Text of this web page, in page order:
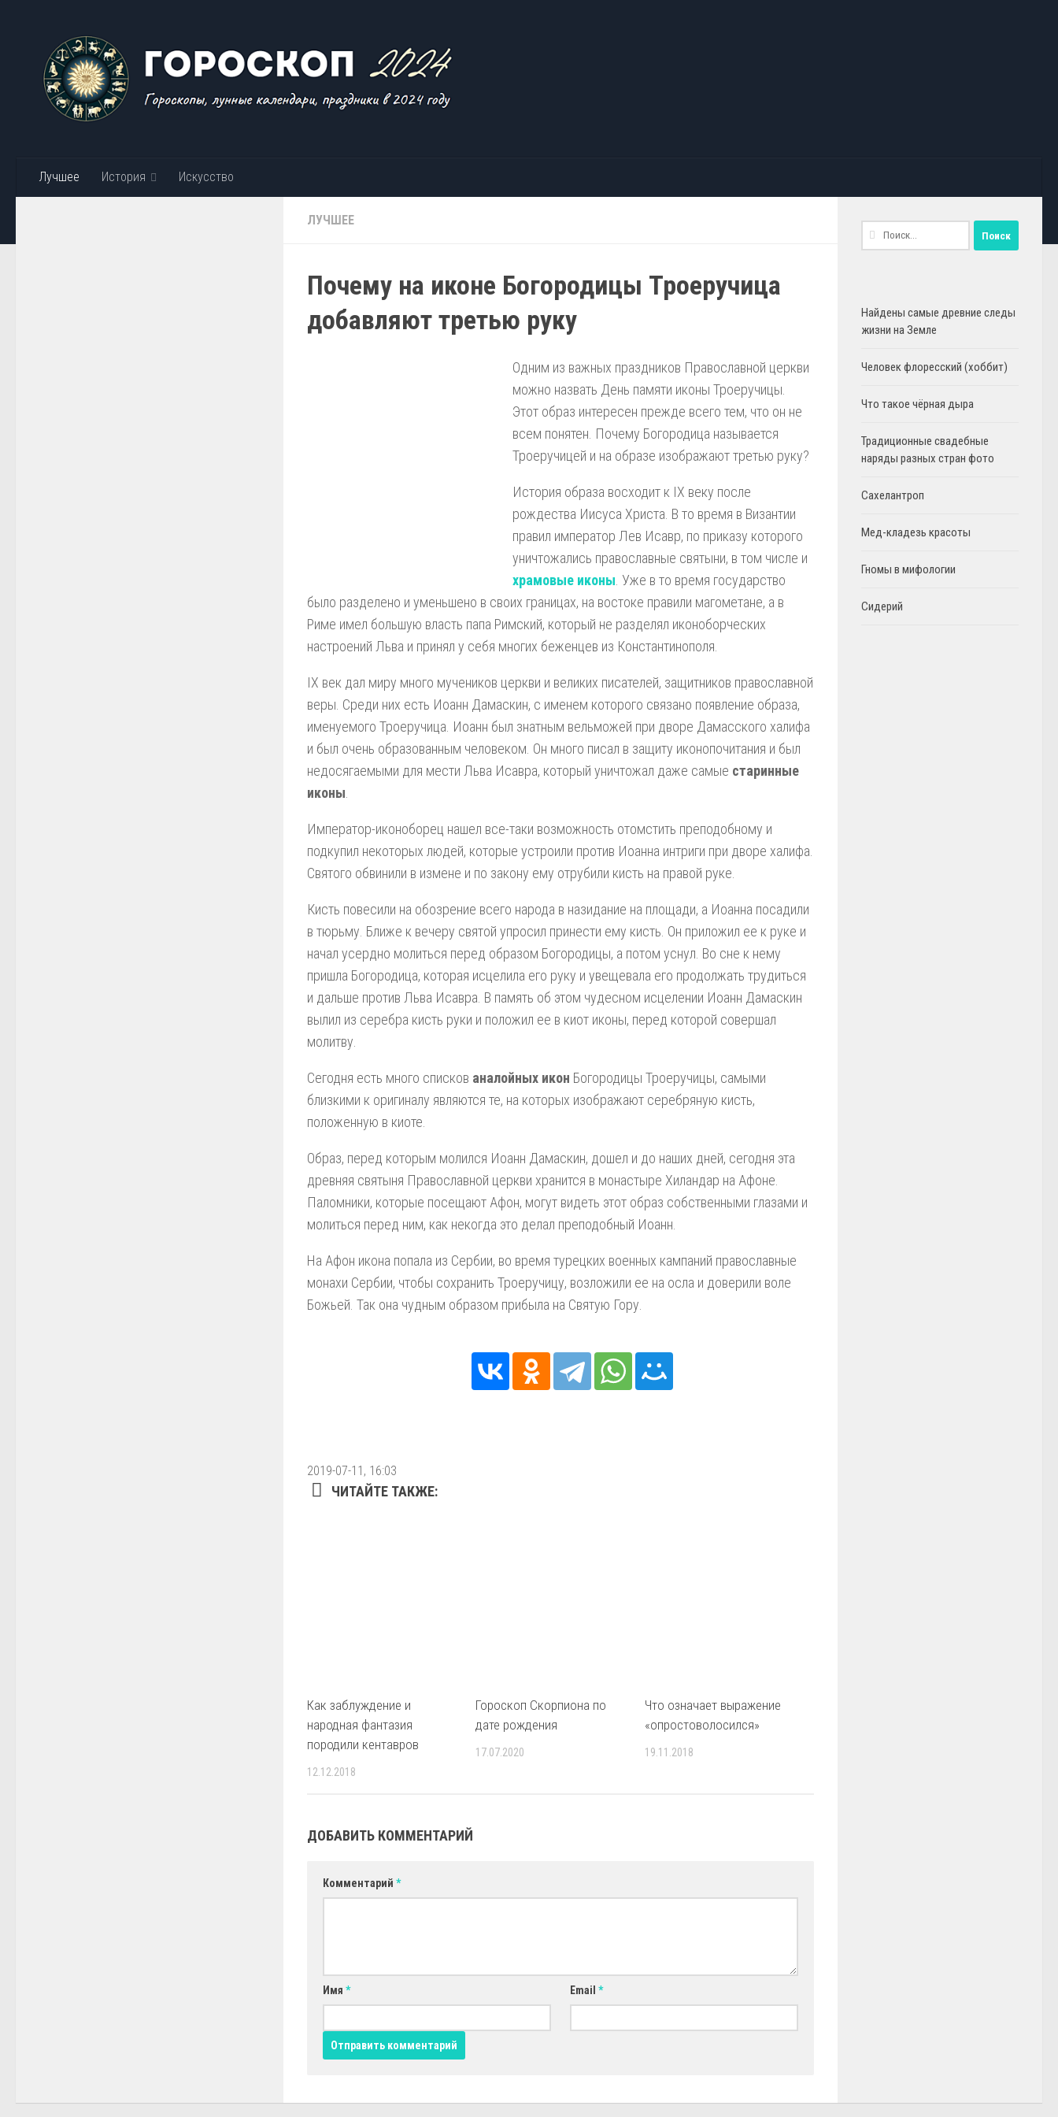
Лучшее История Искусство
ЛУЧШЕЕ
Почему на иконе Богородицы Троеручица
добавляют третью руку
Одним из важных праздников Православной церкви
можно назвать День памяти иконы Троеручицы.
Этот образ интересен прежде всего тем, что он не
всем понятен. Почему Богородица называется
Троеручицей и на образе изображают третью руку?
История образа восходит к IX веку после
рождества Иисуса Христа. В то время в Византии
правил император Лев Исавр, по приказу которого
уничтожались православные святыни, в том числе и
храмовые иконы . Уже в то время государство
было разделено и уменьшено в своих границах, на востоке правили магометане, а в
Риме имел большую власть папа Римский, который не разделял иконоборческих
настроений Льва и принял у себя многих беженцев из Константинополя.
IX век дал миру много мучеников церкви и великих писателей, защитников православной
веры. Среди них есть Иоанн Дамаскин, с именем которого связано появление образа,
именуемого Троеручица. Иоанн был знатным вельможей при дворе Дамасского халифа
и был очень образованным человеком. Он много писал в защиту иконопочитания и был
недосягаемыми для мести Льва Исавра, который уничтожал даже самые старинные
иконы
Император-иконоборец нашел все-таки возможность отомстить преподобному и
подкупил некоторых людей, которые устроили против Иоанна интриги при дворе халифа.
Святого обвинили в измене и по закону ему отрубили кисть на правой руке.
Кисть повесили на обозрение всего народа в назидание на площади, а Иоанна посадили
в тюрьму. Ближе к вечеру святой упросил принести ему кисть. Он приложил ее к руке и
начал усердно молиться перед образом Богородицы, а потом уснул. Во сне к нему
пришла Богородица, которая исцелила его руку и увещевала его продолжать трудиться
и дальше против Льва Исавра. В память об этом чудесном исцелении Иоанн Дамаскин
вылил из серебра кисть руки и положил ее в киот иконы, перед которой совершал
молитву.
Сегодня есть много списков аналойных икон Богородицы Троеручицы, самыми
близкими к оригиналу являются те, на которых изображают серебряную кисть,
положенную в киоте.
Образ, перед которым молился Иоанн Дамаскин, дошел и до наших дней, сегодня эта
древняя святыня Православной церкви хранится в монастыре Хиландар на Афоне.
Паломники, которые посещают Афон, могут видеть этот образ собственными глазами и
молиться перед ним, как некогда это делал преподобный Иоанн.
На Афон икона попала из Сербии, во время турецких военных кампаний православные
монахи Сербии, чтобы сохранить Троеручицу, возложили ее на осла и доверили воле
Божьей. Так она чудным образом прибыла на Святую Гору.
2019-07-11, 16:03
ЧИТАЙТЕ ТАКЖЕ:
Как заблуждение и
народная фантазия
породили кентавров
12.12.2018
Гороскоп Скорпиона по
дате рождения
17.07.2020
Что означает выражение
«опростоволосился»
19.11.2018
ДОБАВИТЬ КОММЕНТАРИЙ
Комментарий *
Имя * Email*
Найти:
Найдены самые древние следы
жизни на Земле
Человек флоресский (хоббит)
Что такое чёрная дыра
Традиционные свадебные
наряды разных стран фото
Сахелантроп
Мед-кладезь красоты
Гномы в мифологии
Сидерий